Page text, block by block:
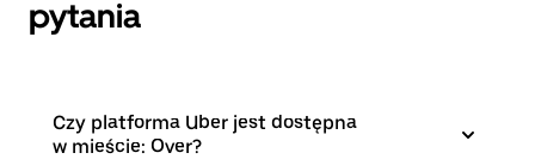
pytania
Czy platforma Uber jest dostępna
w mieście: Over?